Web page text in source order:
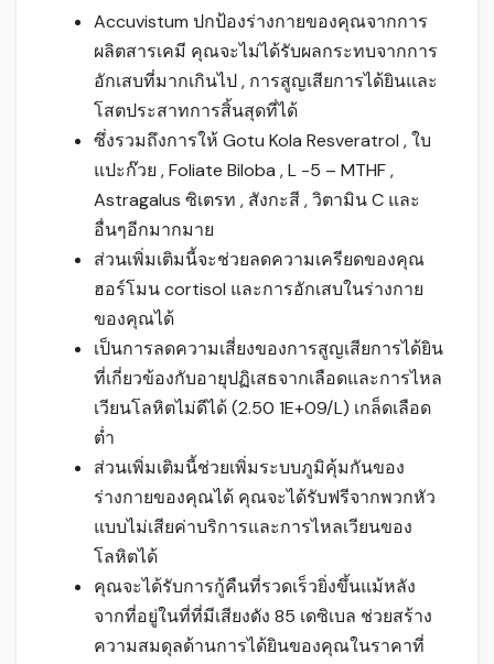
Accuvistum ปกป้องร่างกายของคุณจากการ
ผลิตสารเคมี คุณจะไม่ได้รับผลกระทบจากการ
อักเสบที่มากเกินไป , การสูญเสียการได้ยินและ
โสตประสาทการสิ้นสุดที่ได้
ซึ่งรวมถึงการให้ Gotu Kola Resveratrol , ใบ
แปะก๊วย , Foliate Biloba , L -5 – MTHF ,
Astragalus ซิเตรท , สังกะสี , วิตามิน C และ
อื่นๆอีกมากมาย
ส่วนเพิ่มเติมนี้จะช่วยลดความเครียดของคุณ
ฮอร์โมน cortisol และการอักเสบในร่างกาย
ของคุณได้
เป็นการลดความเสี่ยงของการสูญเสียการได้ยิน
ที่เกี่ยวข้องกับอายุปฏิเสธจากเลือดและการไหล
เวียนโลหิตไม่ดีได้ (2.50 1E+09/L) เกล็ดเลือด
ต่ำ
ส่วนเพิ่มเติมนี้ช่วยเพิ่มระบบภูมิคุ้มกันของ
ร่างกายของคุณได้ คุณจะได้รับฟรีจากพวกหัว
แบบไม่เสียค่าบริการและการไหลเวียนของ
โลหิตได้
คุณจะได้รับการกู้คืนที่รวดเร็วยิ่งขึ้นแม้หลัง
จากที่อยู่ในที่ที่มีเสียงดัง 85 เดซิเบล ช่วยสร้าง
ความสมดุลด้านการได้ยินของคุณในราคาที่